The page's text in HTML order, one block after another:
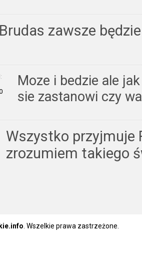
Brudas zawsze będzie
Moze i bedzie ale
sie zastanowi czy
Wszystko przyjmuje
zrozumiem takiego
. Wszelkie prawa zastrzeżone.